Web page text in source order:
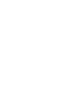
til at
samt til brug